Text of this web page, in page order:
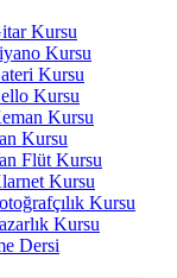
Kursu
Kursu
Kursu
Kursu
Kursu
Kursu
Flüt Kursu
Kursu
Kursu
Kursu
Dersi